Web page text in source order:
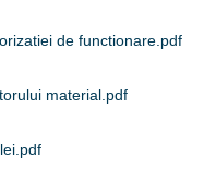
de functionare.pdf
material.pdf